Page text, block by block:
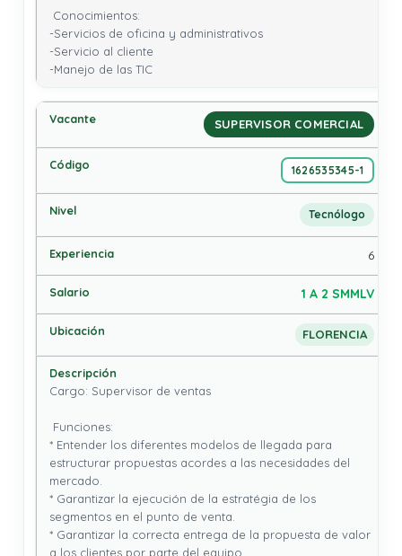
-Servicios de oficina y administrativos
-Servicio al cliente
-Manejo de las TIC
SUPERVISOR COMERCIAL
1626535345-1
Tecnólogo
6
1 A 2 SMMLV
FLORENCIA
Cargo: Supervisor de ventas
* Entender los diferentes modelos de llegada para
estructurar propuestas acordes a las necesidades del
mercado.
* Garantizar la ejecución de la estratégia de los
segmentos en el punto de venta.
* Garantizar la correcta entrega de la propuesta de valor
a los clientes por parte del equipo.